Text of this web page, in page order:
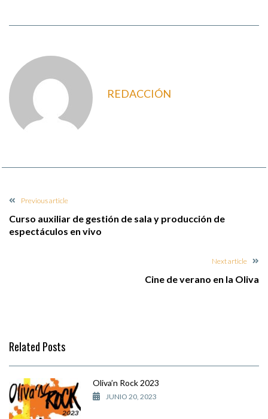
REDACCIÓN
Previous article
Curso auxiliar de gestión de sala y producción de
espectáculos en vivo
Next article
Cine de verano en la Oliva
Related Posts
Oliva’n Rock 2023
JUNIO 20, 2023